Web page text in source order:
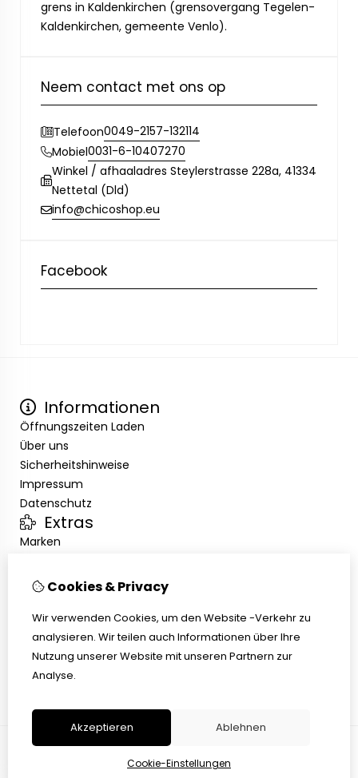
grens in Kaldenkirchen (grensovergang Tegelen-
Kaldenkirchen, gemeente Venlo).
Neem contact met ons op
Telefoon0049-2157-132114
Mobiel0031-6-10407270
Winkel / afhaaladres Steylerstrasse 228a, 41334
Nettetal (Dld)
info@chicoshop.eu
Facebook
Informationen
Öffnungszeiten Laden
Über uns
Sicherheitshinweise
Impressum
Datenschutz
Extras
Marken
Kundenservice
Übersicht
Abholen
AGB
Widerrufsbelehrung
Cookies & Privacy
Wir verwenden Cookies, um den Website -Verkehr zu
analysieren. Wir teilen auch Informationen über Ihre
Nutzung unserer Website mit unseren Partnern zur
Analyse.
Akzeptieren Ablehnen
Cookie-Einstellungen